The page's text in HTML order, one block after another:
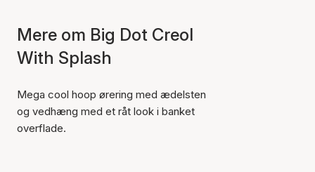
Mere om Big Dot Creol
With Splash
Mega cool hoop ørering med ædelsten
og vedhæng med et råt look i banket
overflade.